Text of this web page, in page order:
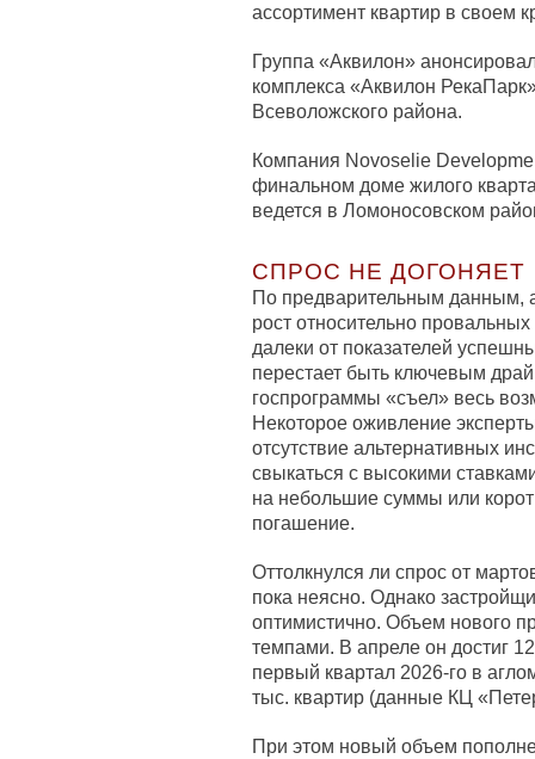
ассортимент квартир в своем
Группа «Аквилон»
комплекса «Аквилон
Всеволожского района.
Компания Novoselie
финальном доме жилого
ведется в Ломоносовском
СПРОС НЕ ДОГОНЯЕТ
По предварительным данным,
рост относительно
далеки от показателей
перестает быть ключевым
госпрограммы «съел» весь
Некоторое оживление
отсутствие альтернативных
свыкаться с высокими
на небольшие суммы или
погашение.
Оттолкнулся ли спрос от
пока неясно. Однако
оптимистично. Объем нового
темпами. В апреле он достиг
первый квартал 2026-го в
тыс. квартир (данные КЦ
При этом новый объем